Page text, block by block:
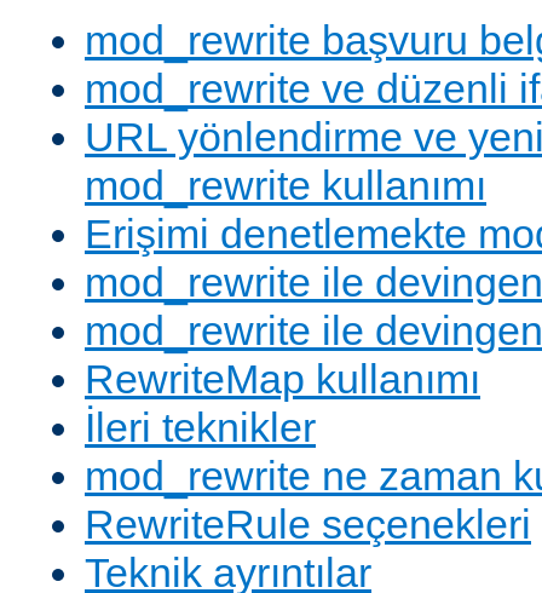
mod_rewrite başvuru
mod_rewrite ve düzenli
URL yönlendirme ve
mod_rewrite kullanımı
Erişimi denetlemekte
mod_rewrite ile
mod_rewrite ile
RewriteMap kullanımı
İleri teknikler
mod_rewrite ne zaman
RewriteRule seçenekleri
Teknik ayrıntılar